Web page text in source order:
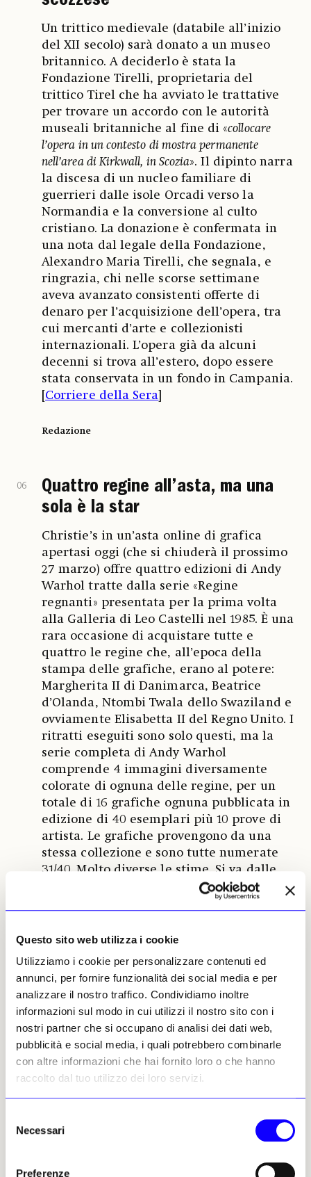
Questo sito web utilizza i cookie
Utilizziamo i cookie per personalizzare contenuti ed
annunci, per fornire funzionalità dei social media e per
analizzare il nostro traffico. Condividiamo inoltre
informazioni sul modo in cui utilizzi il nostro sito con i
nostri partner che si occupano di analisi dei dati web,
pubblicità e social media, i quali potrebbero combinarle
con altre informazioni che hai fornito loro o che hanno
raccolto dal tuo utilizzo dei loro servizi.
delNecessari
Preferenze
Un trittico medievale (databile all’inizio
del XII secolo) sarà donato a un museo
britannico. A deciderlo è stata la
Fondazione Tirelli, proprietaria del
trittico Tirel che ha avviato le trattative
per trovare un accordo con le autorità
museali britanniche al fine di «collocare
l’opera in un contesto di mostra permanente
nell’area di Kirkwall, in Scozia». Il dipinto narra
la discesa di un nucleo familiare di
guerrieri dalle isole Orcadi verso la
Normandia e la conversione al culto
cristiano. La donazione è confermata in
una nota dal legale della Fondazione,
Alexandro Maria Tirelli, che segnala, e
ringrazia, chi nelle scorse settimane
aveva avanzato consistenti offerte di
denaro per l’acquisizione dell’opera, tra
cui mercanti d’arte e collezionisti
internazionali. L’opera già da alcuni
decenni si trova all’estero, dopo essere
stata conservata in un fondo in Campania.
Corriere della Sera
Redazione
06
Quattro regine all’asta, ma una
sola è la star
Christie’s in un’asta online di grafica
apertasi oggi (che si chiuderà il prossimo
27 marzo) offre quattro edizioni di Andy
Warhol tratte dalla serie «Regine
regnanti» presentata per la prima volta
alla Galleria di Leo Castelli nel 1985. È una
rara occasione di acquistare tutte e
quattro le regine che, all’epoca della
stampa delle grafiche, erano al potere:
Margherita II di Danimarca, Beatrice
d’Olanda, Ntombi Twala dello Swaziland e
ovviamente Elisabetta II del Regno Unito. I
ritratti eseguiti sono solo questi, ma la
serie completa di Andy Warhol
comprende 4 immagini diversamente
colorate di ognuna delle regine, per un
totale di 16 grafiche ognuna pubblicata in
edizione di 40 esemplari più 10 prove di
artista. Le grafiche provengono da una
stessa collezione e sono tutte numerate
31/40. Molto diverse le stime. Si va dalle
10-15mila sterline per la Regina dello
Swaziland, alle 30-50mila per Margherita
Elisabetta. Ma si sa: Elisabetta II anche ora
07
Fotoludica: un convegno di due
giorni
Giovedì 14 e venerdì 15 marzo, nella Sala
alla fotografia videoludica, trend
creatività. L’evento, parte integrante del